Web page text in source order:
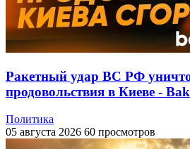
Ракетный удар ВС РФ
продовольствия в Киеве -
Политика
05 августа 2026 60 просмотров